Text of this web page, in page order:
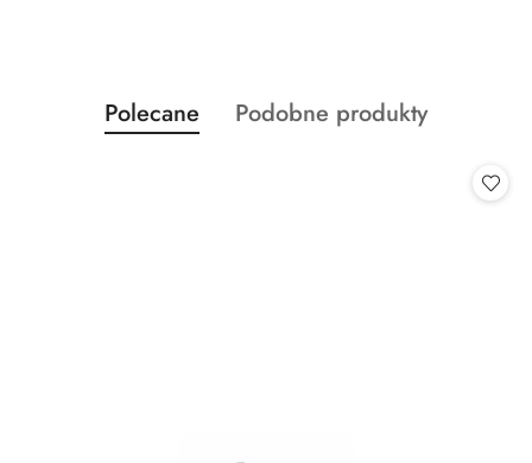
Pomiń karuzelę produktów
Produkty
o
Polecane
Produkty
Podobne produkty